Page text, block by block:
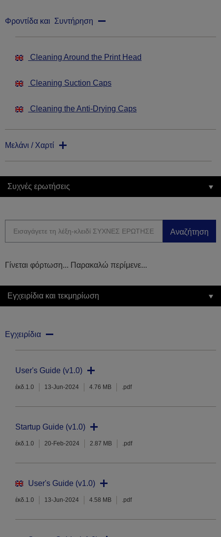
Φροντίδα και Συντήρηση
Cleaning Around the Print Head
Cleaning Suction Caps
Cleaning the Anti-Drying Caps
Μελάνι / Χαρτί
Συχνές ερωτήσεις
Αναζήτηση
Γίνεται φόρτωση... Παρακαλώ περίμενε...
Εγχειρίδια και τεκμηρίωση
Εγχειρίδια
User's Guide (v1.0)
έκδ.1.0 13-Jun-2024 4.76 MB .pdf
Startup Guide (v1.0)
έκδ.1.0 20-Feb-2024 2.87 MB .pdf
User's Guide (v1.0)
έκδ.1.0 13-Jun-2024 4.58 MB .pdf